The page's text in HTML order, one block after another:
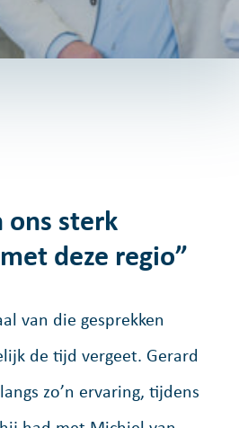
ons sterk
deze regio”
van die gesprekken
de tijd vergeet. Gerard
zo’n ervaring, tijdens